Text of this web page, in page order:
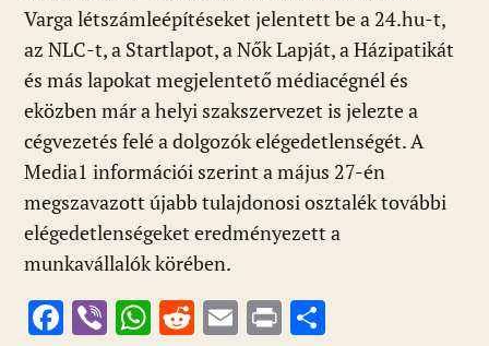
Varga létszámleépítéseket jelentett be a 24.hu-t,
az NLC-t, a Startlapot, a Nők Lapját, a Házipatikát
és más lapokat megjelentető médiacégnél és
eközben már a helyi szakszervezet is jelezte a
cégvezetés felé a dolgozók elégedetlenségét. A
Media1 információi szerint a május 27-én
megszavazott újabb tulajdonosi osztalék további
elégedetlenségeket eredményezett a
munkavállalók körében.
F Vi W R E Pr